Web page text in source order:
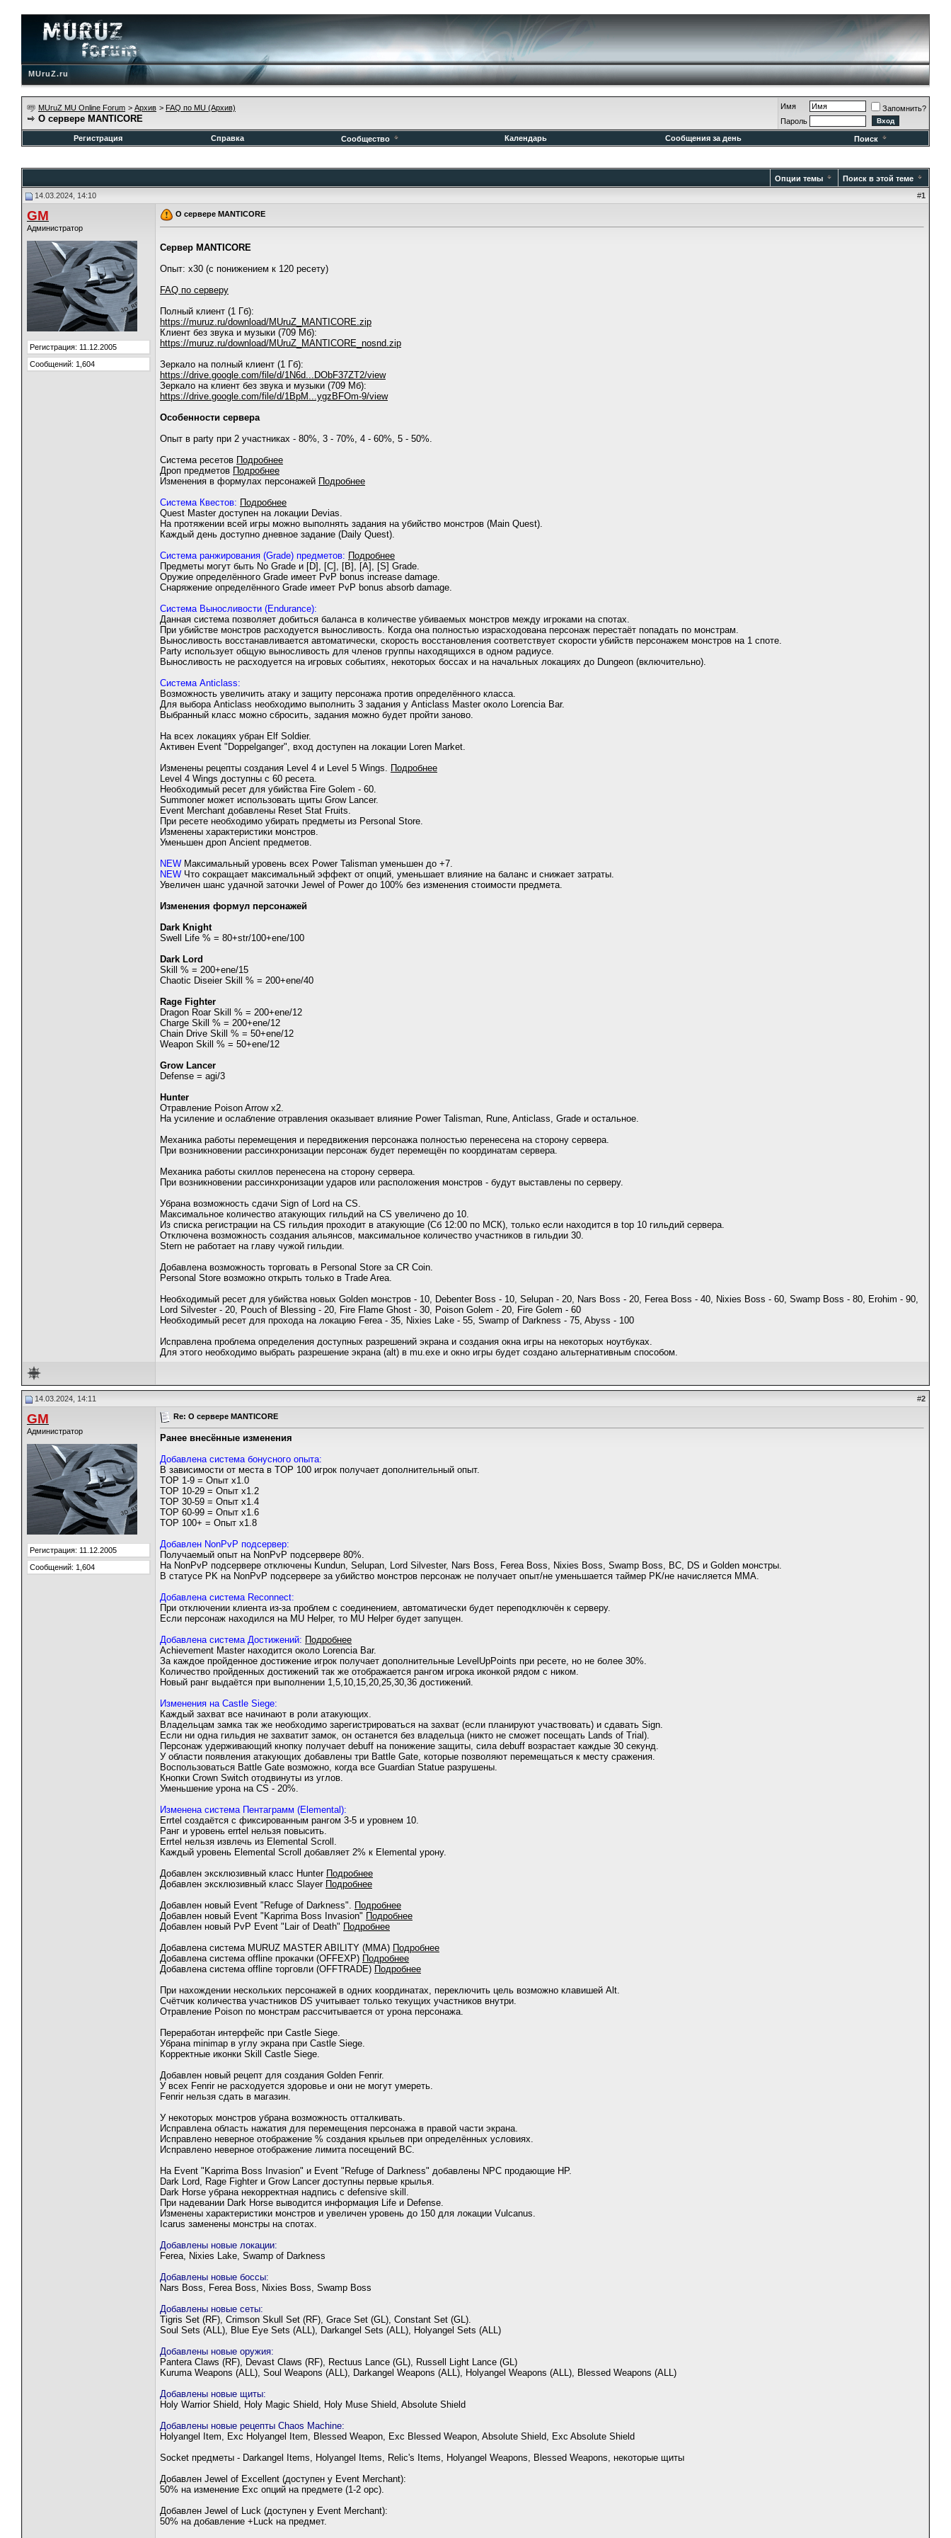
MUruZ.ru
MUruZ MU Online Forum > Архив > FAQ по MU (Архив)
О сервере MANTICORE
Имя
Запомнить?
Пароль
Регистрация
Справка Сообщество Календарь Сообщения за день Поиск
Опции темы
Поиск в этой теме
14.03.2024, 14:10
#1
GM
Администратор
Регистрация: 11.12.2005
Сообщений: 1,604
О сервере MANTICORE
Сервер MANTICORE
Опыт: х30 (с понижением к 120 ресету)
FAQ по серверу
Полный клиент (1 Гб):
https://muruz.ru/download/MUruZ_MANTICORE.zip
Клиент без звука и музыки (709 Мб):
https://muruz.ru/download/MUruZ_MANTICORE_nosnd.zip
Зеркало на полный клиент (1 Гб):
https://drive.google.com/file/d/1N6d...DObF37ZT2/view
Зеркало на клиент без звука и музыки (709 Мб):
https://drive.google.com/file/d/1BpM...ygzBFOm-9/view
Особенности сервера
Опыт в party при 2 участниках - 80%, 3 - 70%, 4 - 60%, 5 - 50%.
Система ресетов Подробнее
Дроп предметов Подробнее
Изменения в формулах персонажей Подробнее
Система Квестов: Подробнее
Quest Master доступен на локации Devias.
На протяжении всей игры можно выполнять задания на убийство монстров (Main Quest).
Каждый день доступно дневное задание (Daily Quest).
Система ранжирования (Grade) предметов: Подробнее
Предметы могут быть No Grade и [D], [C], [B], [A], [S] Grade.
Оружие определённого Grade имеет PvP bonus increase damage.
Снаряжение определённого Grade имеет PvP bonus absorb damage.
Система Выносливости (Endurance):
Данная система позволяет добиться баланса в количестве убиваемых монстров между игроками на спотах.
При убийстве монстров расходуется выносливость. Когда она полностью израсходована персонаж перестаёт попадать по монстрам.
Выносливость восстанавливается автоматически, скорость восстановления соответствует скорости убийств персонажем монстров на 1 споте.
Party использует общую выносливость для членов группы находящихся в одном радиусе.
Выносливость не расходуется на игровых событиях, некоторых боссах и на начальных локациях до Dungeon (включительно).
Система Anticlass:
Возможность увеличить атаку и защиту персонажа против определённого класса.
Для выбора Anticlass необходимо выполнить 3 задания у Anticlass Master около Lorencia Bar.
Выбранный класс можно сбросить, задания можно будет пройти заново.
На всех локациях убран Elf Soldier.
Активен Event "Doppelganger", вход доступен на локации Loren Market.
Изменены рецепты создания Level 4 и Level 5 Wings. Подробнее
Level 4 Wings доступны с 60 ресета.
Необходимый ресет для убийства Fire Golem - 60.
Summoner может использовать щиты Grow Lancer.
Event Merchant добавлены Reset Stat Fruits.
При ресете необходимо убирать предметы из Personal Store.
Изменены характеристики монстров.
Уменьшен дроп Ancient предметов.
NEW Максимальный уровень всех Power Talisman уменьшен до +7.
NEW Что сокращает максимальный эффект от опций, уменьшает влияние на баланс и снижает затраты.
Увеличен шанс удачной заточки Jewel of Power до 100% без изменения стоимости предмета.
Изменения формул персонажей
Dark Knight
Swell Life % = 80+str/100+ene/100
Dark Lord
Skill % = 200+ene/15
Chaotic Diseier Skill % = 200+ene/40
Rage Fighter
Dragon Roar Skill % = 200+ene/12
Charge Skill % = 200+ene/12
Chain Drive Skill % = 50+ene/12
Weapon Skill % = 50+ene/12
Grow Lancer
Defense = agi/3
Hunter
Отравление Poison Arrow x2.
На усиление и ослабление отравления оказывает влияние Power Talisman, Rune, Anticlass, Grade и остальное.
Механика работы перемещения и передвижения персонажа полностью перенесена на сторону сервера.
При возникновении рассинхронизации персонаж будет перемещён по координатам сервера.
Механика работы скиллов перенесена на сторону сервера.
При возникновении рассинхронизации ударов или расположения монстров - будут выставлены по серверу.
Убрана возможность сдачи Sign of Lord на CS.
Максимальное количество атакующих гильдий на CS увеличено до 10.
Из списка регистрации на CS гильдия проходит в атакующие (Сб 12:00 по МСК), только если находится в top 10 гильдий сервера.
Отключена возможность создания альянсов, максимальное количество участников в гильдии 30.
Stern не работает на главу чужой гильдии.
Добавлена возможность торговать в Personal Store за CR Coin.
Personal Store возможно открыть только в Trade Area.
Необходимый ресет для убийства новых Golden монстров - 10, Debenter Boss - 10, Selupan - 20, Nars Boss - 20, Ferea Boss - 40, Nixies Boss - 60, Swamp Boss - 80, Erohim - 90,
Lord Silvester - 20, Pouch of Blessing - 20, Fire Flame Ghost - 30, Poison Golem - 20, Fire Golem - 60
Необходимый ресет для прохода на локацию Ferea - 35, Nixies Lake - 55, Swamp of Darkness - 75, Abyss - 100
Исправлена проблема определения доступных разрешений экрана и создания окна игры на некоторых ноутбуках.
Для этого необходимо выбрать разрешение экрана (alt) в mu.exe и окно игры будет создано альтернативным способом.
14.03.2024, 14:11 #2
GM
Администратор
Регистрация: 11.12.2005
Сообщений: 1,604
Re: О сервере MANTICORE
Ранее внесённые изменения
Добавлена система бонусного опыта:
В зависимости от места в TOP 100 игрок получает дополнительный опыт.
TOP 1-9 = Опыт x1.0
TOP 10-29 = Опыт x1.2
TOP 30-59 = Опыт x1.4
TOP 60-99 = Опыт x1.6
TOP 100+ = Опыт x1.8
Добавлен NonPvP подсервер:
Получаемый опыт на NonPvP подсервере 80%.
На NonPvP подсервере отключены Kundun, Selupan, Lord Silvester, Nars Boss, Ferea Boss, Nixies Boss, Swamp Boss, BC, DS и Golden монстры.
В статусе PK на NonPvP подсервере за убийство монстров персонаж не получает опыт/не уменьшается таймер PK/не начисляется MMA.
Добавлена система Reconnect:
При отключении клиента из-за проблем с соединением, автоматически будет переподключён к серверу.
Если персонаж находился на MU Helper, то MU Helper будет запущен.
Добавлена система Достижений: Подробнее
Achievement Master находится около Lorencia Bar.
За каждое пройденное достижение игрок получает дополнительные LevelUpPoints при ресете, но не более 30%.
Количество пройденных достижений так же отображается рангом игрока иконкой рядом с ником.
Новый ранг выдаётся при выполнении 1,5,10,15,20,25,30,36 достижений.
Изменения на Castle Siege:
Каждый захват все начинают в роли атакующих.
Владельцам замка так же необходимо зарегистрироваться на захват (если планируют участвовать) и сдавать Sign.
Если ни одна гильдия не захватит замок, он останется без владельца (никто не сможет посещать Lands of Trial).
Персонаж удерживающий кнопку получает debuff на понижение защиты, сила debuff возрастает каждые 30 секунд.
У области появления атакующих добавлены три Battle Gate, которые позволяют перемещаться к месту сражения.
Воспользоваться Battle Gate возможно, когда все Guardian Statue разрушены.
Кнопки Crown Switch отодвинуты из углов.
Уменьшение урона на CS - 20%.
Изменена система Пентаграмм (Elemental):
Errtel создаётся с фиксированным рангом 3-5 и уровнем 10.
Ранг и уровень errtel нельзя повысить.
Errtel нельзя извлечь из Elemental Scroll.
Каждый уровень Elemental Scroll добавляет 2% к Elemental урону.
Добавлен эксклюзивный класс Hunter Подробнее
Добавлен эксклюзивный класс Slayer Подробнее
Добавлен новый Event "Refuge of Darkness". Подробнее
Добавлен новый Event "Kaprima Boss Invasion" Подробнее
Добавлен новый PvP Event "Lair of Death" Подробнее
Добавлена система MURUZ MASTER ABILITY (MMA) Подробнее
Добавлена система offline прокачки (OFFEXP) Подробнее
Добавлена система offline торговли (OFFTRADE) Подробнее
При нахождении нескольких персонажей в одних координатах, переключить цель возможно клавишей Alt.
Счётчик количества участников DS учитывает только текущих участников внутри.
Отравление Poison по монстрам рассчитывается от урона персонажа.
Переработан интерфейс при Castle Siege.
Убрана minimap в углу экрана при Castle Siege.
Корректные иконки Skill Castle Siege.
Добавлен новый рецепт для создания Golden Fenrir.
У всех Fenrir не расходуется здоровье и они не могут умереть.
Fenrir нельзя сдать в магазин.
У некоторых монстров убрана возможность отталкивать.
Исправлена область нажатия для перемещения персонажа в правой части экрана.
Исправлено неверное отображение % создания крыльев при определённых условиях.
Исправлено неверное отображение лимита посещений BC.
На Event "Kaprima Boss Invasion" и Event "Refuge of Darkness" добавлены NPC продающие HP.
Dark Lord, Rage Fighter и Grow Lancer доступны первые крылья.
Dark Horse убрана некорректная надпись с defensive skill.
При надевании Dark Horse выводится информация Life и Defense.
Изменены характеристики монстров и увеличен уровень до 150 для локации Vulcanus.
Icarus заменены монстры на спотах.
Добавлены новые локации:
Ferea, Nixies Lake, Swamp of Darkness
Добавлены новые боссы:
Nars Boss, Ferea Boss, Nixies Boss, Swamp Boss
Добавлены новые сеты:
Tigris Set (RF), Crimson Skull Set (RF), Grace Set (GL), Constant Set (GL).
Soul Sets (ALL), Blue Eye Sets (ALL), Darkangel Sets (ALL), Holyangel Sets (ALL)
Добавлены новые оружия:
Pantera Claws (RF), Devast Claws (RF), Rectuus Lance (GL), Russell Light Lance (GL)
Kuruma Weapons (ALL), Soul Weapons (ALL), Darkangel Weapons (ALL), Holyangel Weapons (ALL), Blessed Weapons (ALL)
Добавлены новые щиты:
Holy Warrior Shield, Holy Magic Shield, Holy Muse Shield, Absolute Shield
Добавлены новые рецепты Chaos Machine:
Holyangel Item, Exc Holyangel Item, Blessed Weapon, Exc Blessed Weapon, Absolute Shield, Exc Absolute Shield
Socket предметы - Darkangel Items, Holyangel Items, Relic's Items, Holyangel Weapons, Blessed Weapons, некоторые щиты
Добавлен Jewel of Excellent (доступен у Event Merchant):
50% на изменение Exc опций на предмете (1-2 opc).
Добавлен Jewel of Luck (доступен у Event Merchant):
50% на добавление +Luck на предмет.